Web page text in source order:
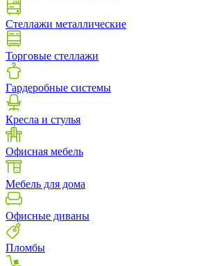
Стеллажи металлические
Торговые стеллажи
Гардеробные системы
Кресла и стулья
Офисная мебель
Мебель для дома
Офисные диваны
Пломбы